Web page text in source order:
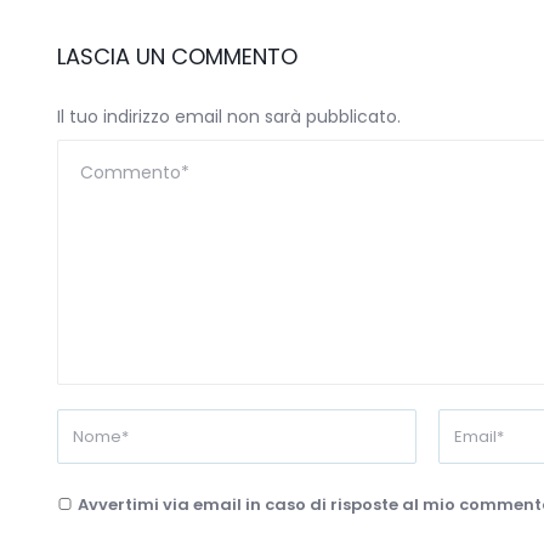
LASCIA UN COMMENTO
Il tuo indirizzo email non sarà pubblicato.
Avvertimi via email in caso di risposte al mio